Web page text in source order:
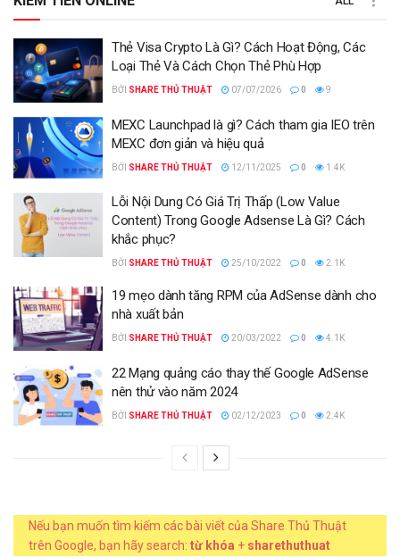
Thẻ Visa Crypto Là Gì? Cách Hoạt Động, Các
Loại Thẻ Và Cách Chọn Thẻ Phù Hợp
BỞI SHARE THỦ THUẬT 07/07/2026 0 9
MEXC Launchpad là gì? Cách tham gia IEO trên
MEXC đơn giản và hiệu quả
BỞI SHARE THỦ THUẬT 12/11/2025 0 1.4K
Lỗi Nội Dung Có Giá Trị Thấp (Low Value
Content) Trong Google Adsense Là Gì? Cách
khắc phục?
BỞI SHARE THỦ THUẬT 25/10/2022 0 2.1K
19 mẹo dành tăng RPM của AdSense dành cho
nhà xuất bản
BỞI SHARE THỦ THUẬT 20/03/2022 0 4.1K
22 Mạng quảng cáo thay thế Google AdSense
nên thử vào năm 2024
BỞI SHARE THỦ THUẬT 02/12/2023 0 2.4K
Nếu bạn muốn tìm kiếm các bài viết của Share Thủ Thuật
trên Google, bạn hãy search: từ khóa + sharethuthuat